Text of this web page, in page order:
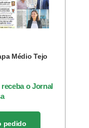
Médio Tejo
o Jornal
pedido